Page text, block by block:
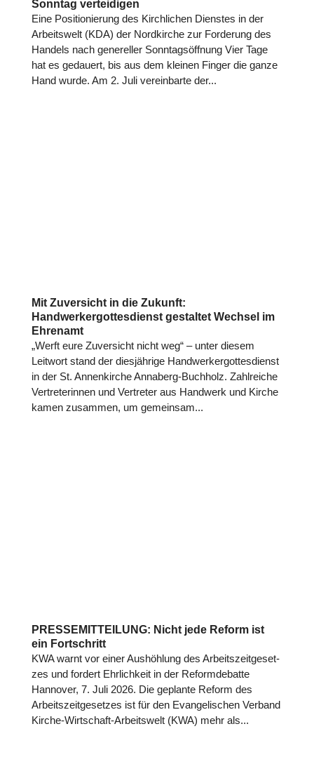
Sonntag verteidigen
Eine Posi­tio­nie­rung des Kirch­li­chen Dienstes in der
Arbeits­welt (KDA) der Nord­kir­che zur For­de­rung des
Handels nach gene­rel­ler Sonn­tags­öff­nung Vier Tage
hat es gedauert, bis aus dem kleinen Finger die ganze
Hand wurde. Am 2. Juli ver­ein­barte der...
Mit Zuversicht in die Zukunft:
Handwerkergottesdienst gestaltet Wechsel im
Ehrenamt
„Werft eure Zuver­sicht nicht weg“ – unter diesem
Leitwort stand der dies­jäh­rige Hand­wer­ker­got­tes­dienst
in der St. Annen­kir­che Annaberg-Buchholz. Zahl­rei­che
Ver­tre­te­rin­nen und Ver­tre­ter aus Handwerk und Kirche
kamen zusammen, um gemein­sam...
PRESSEMITTEILUNG: Nicht jede Reform ist
ein Fortschritt
KWA warnt vor einer Aus­höh­lung des Arbeits­zeit­ge­set­
zes und fordert Ehr­lich­keit in der Reform­de­batte
Hannover, 7. Juli 2026. Die geplante Reform des
Arbeits­zeit­ge­set­zes ist für den Evan­ge­li­schen Verband
Kirche-Wirt­schaft-Arbeits­welt (KWA) mehr als...